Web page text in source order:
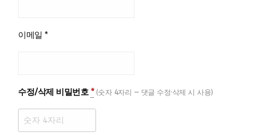
이메일 *
수정/삭제 비밀번호 * (숫자 4자리 — 댓글 수정·삭제 시 사용)